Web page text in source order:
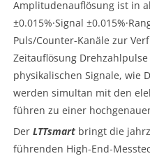
Amplitudenauflösung ist in
±0.015%·Signal
Puls/Counter-Kanäle zur
Zeitauflösung
physikalischen Signale, wie
werden simultan mit den
führen zu einer
Der LTTsmartbringt die
führenden High-End-